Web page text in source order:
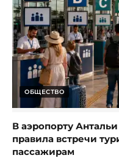
ОБЩЕСТВО
В аэропорту
правила встречи
пассажирам